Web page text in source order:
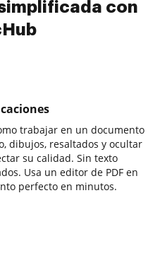
con
trabajar en un documento
dibujos, resaltados y ocultar
su calidad. Sin texto
Usa un editor de PDF en
perfecto en minutos.